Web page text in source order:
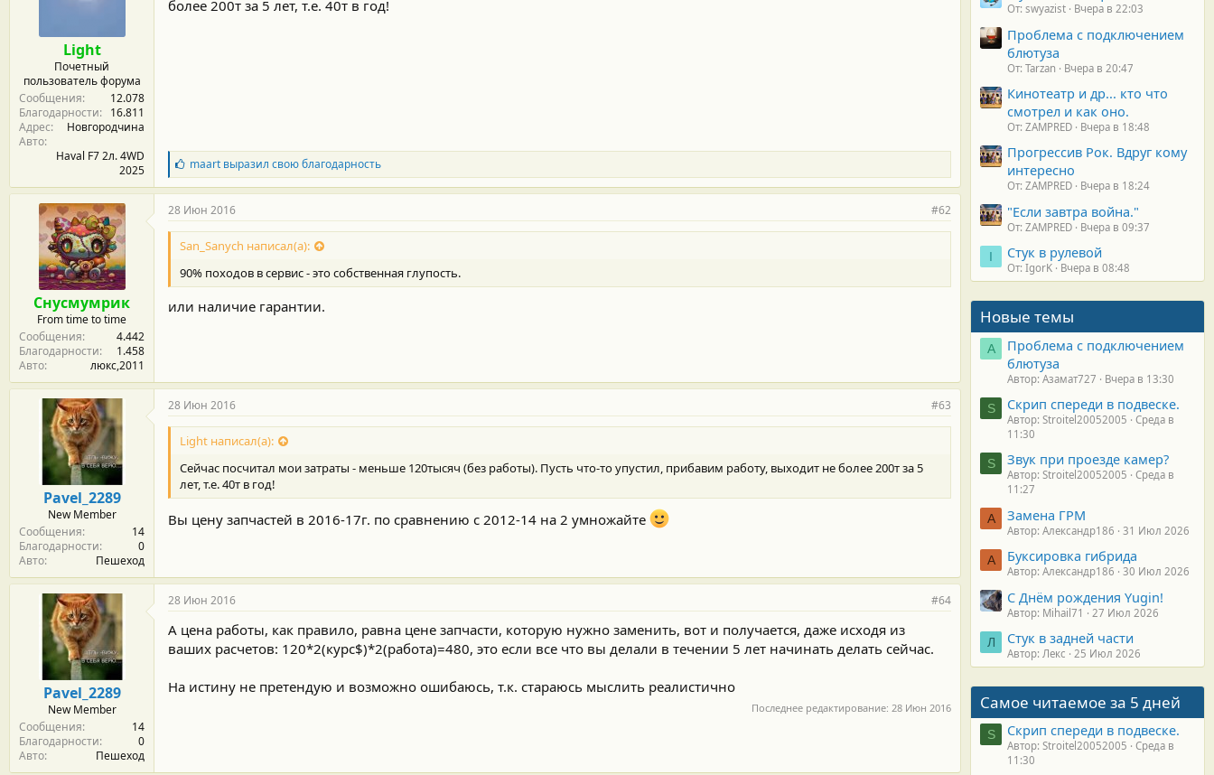
а
Light
Почетный
пользователь форума
Сообщения
12.078
Благодарности
16.811
Адрес
Новгородчина
Авто
Haval F7 2л. 4WD
2025
более 200т за 5 лет, т.е. 40т в год!
Б
л
а
г
о
д
а
н
с
maartвыразил свою благодарность
Снусмумрик
From time to time
Сообщения
4.442
Благодарности
1.458
Авто
люкс,2011
28 Июн 2016 #62
San_Sanych написал(а):
90% походов в сервис - это собственная глупость.
или наличие гарантии.
Pavel_2289
New Member
Сообщения
14
Благодарности
0
Авто
Пешеход
28 Июн 2016 #63
Light написал(а):
Сейчас посчитал мои затраты - меньше 120тысяч (без работы). Пусть что-то упустил, прибавим работу, выходит не более 200т за 5
лет, т.е. 40т в год!
Вы цену запчастей в 2016-17г. по сравнению с 2012-14 на 2 умножайте
Pavel_2289
New Member
Сообщения
14
Благодарности
0
Авто
Пешеход
28 Июн 2016 #64
А цена работы, как правило, равна цене запчасти, которую нужно заменить, вот и получается, даже исходя из
ваших расчетов: 120*2(курс$)*2(работа)=480, это если все что вы делали в течении 5 лет начинать делать сейчас.
На истину не претендую и возможно ошибаюсь, т.к. стараюсь мыслить реалистично
Последнее редактирование: 28 Июн 2016
От: swyazist Вчера в 22:03
Проблема с подключением
блютуза
От: Tarzan Вчера в 20:47
Кинотеатр и др... кто что
смотрел и как оно.
От: ZAMPRED Вчера в 18:48
Прогрессив Рок. Вдруг кому
интересно
От: ZAMPRED Вчера в 18:24
"Если завтра война."
От: ZAMPRED Вчера в 09:37
I Стук в рулевой
От: IgorK Вчера в 08:48
Новые темы
А
Проблема с подключением
блютуза
Автор: Азамат727 Вчера в 13:30
S Скрип спереди в подвеске.
Автор: Stroitel20052005
Среда в
11:30
S Звук при проезде камер?
Автор: Stroitel20052005
Среда в
11:27
А Замена ГРМ
Автор: Александр186 31 Июл 2026
А Буксировка гибрида
Автор: Александр186 30 Июл 2026
С Днём рождения Yugin!
Автор: Mihail71 27 Июл 2026
Л Стук в задней части
Автор: Лекс 25 Июл 2026
Самое читаемое за 5 дней
S Скрип спереди в подвеске.
Автор: Stroitel20052005
Среда в
11:30